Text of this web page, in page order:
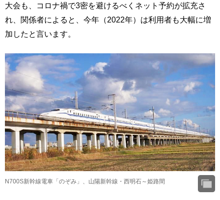
大会も、コロナ禍で3密を避けるべくネット予約が拡充さ
れ、関係者によると、今年（2022年）は利用者も大幅に増
加したと言います。
N700S新幹線電車「のぞみ」、山陽新幹線・西明石～姫路間